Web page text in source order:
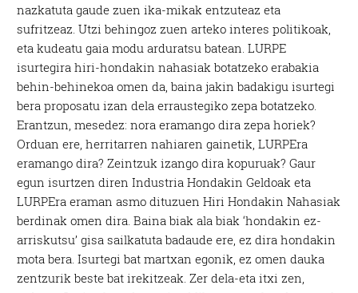
nazkatuta gaude zuen ika-mikak entzuteaz eta
sufritzeaz. Utzi behingoz zuen arteko interes politikoak,
eta kudeatu gaia modu arduratsu batean. LURPE
isurtegira hiri-hondakin nahasiak botatzeko erabakia
behin-behinekoa omen da, baina jakin badakigu isurtegi
bera proposatu izan dela erraustegiko zepa botatzeko.
Erantzun, mesedez: nora eramango dira zepa horiek?
Orduan ere, herritarren nahiaren gainetik, LURPEra
eramango dira? Zeintzuk izango dira kopuruak? Gaur
egun isurtzen diren Industria Hondakin Geldoak eta
LURPEra eraman asmo dituzuen Hiri Hondakin Nahasiak
berdinak omen dira. Baina biak ala biak ‘hondakin ez-
arriskutsu’ gisa sailkatuta badaude ere, ez dira hondakin
mota bera. Isurtegi bat martxan egonik, ez omen dauka
zentzurik beste bat irekitzeak. Zer dela-eta itxi zen,